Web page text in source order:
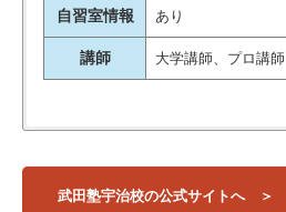
自習室情報 あり
講師 大学講師、プロ講師
・関西外国語大学
校舎名
校舎
アクセス
武田塾宇治校の公式サイトへ